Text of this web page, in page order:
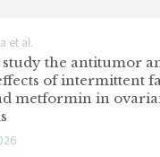
metabolic
to delay and
therapy in ovarian
Associazione
- AIRC
et al.
the antitumor
of intermittent
metformin in